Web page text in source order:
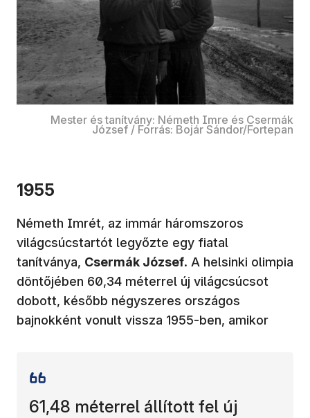
Mester és tanítvány: Németh Imre és Csermák
József / Forrás: Bojár Sándor/Fortepan
1955
Németh Imrét, az immár háromszoros
világcsúcstartót legyőzte egy fiatal
tanítványa, Csermák József. A helsinki olimpia
döntőjében 60,34 méterrel új világcsúcsot
dobott, később négyszeres országos
bajnokként vonult vissza 1955-ben, amikor
61,48 méterrel állított fel új